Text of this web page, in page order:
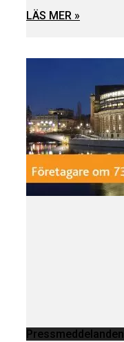
LÄS MER »
Pressmeddelanden